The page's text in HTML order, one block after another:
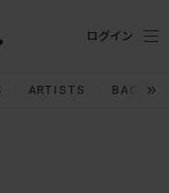
ARTISTS BACK
ログイン